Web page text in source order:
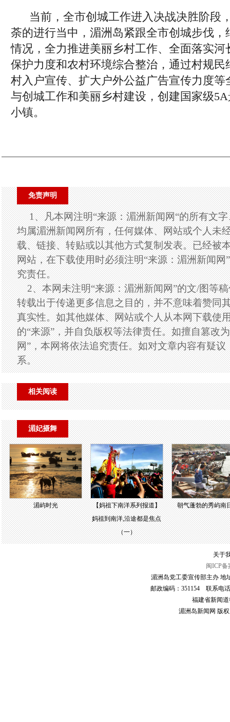
当前，全市创城工作进入决战决胜阶段
荼的进行当中，湄洲岛紧跟全市创城步伐，
情况，全力推进美丽乡村工作、全面落实河
保护力度和农村环境综合整治，通过村规民
村入户宣传、扩大户外公益广告宣传力度等
与创城工作和美丽乡村建设，创建国家级
小镇。
免责声明
1、凡本网注明“来源：湄洲新闻网“的所有文
均属湄洲新闻网所有，任何媒体、网站或个人未
载、链接、转贴或以其他方式复制发表。已经被
网站，在下载使用时必须注明“来源：湄洲新闻网
究责任。
2、本网未注明“来源：湄洲新闻网”的文/图等稿
转载出于传递更多信息之目的，并不意味着赞同
真实性。如其他媒体、网站或个人从本网下载使
的“来源”，并自负版权等法律责任。如擅自篡改
网”，本网将依法追究责任。如对文章内容有疑议
系。
相关阅读
湄妃摄舞
湄屿时光
【妈祖下南洋系列报道】
妈祖到南洋,沿途都是焦点
（一）
朝气蓬勃的秀屿南
关于
闽ICP备
湄洲岛党工委宣传部主办 地
邮政编码：351154 联系电
福建省新闻道
湄洲岛新闻网 版